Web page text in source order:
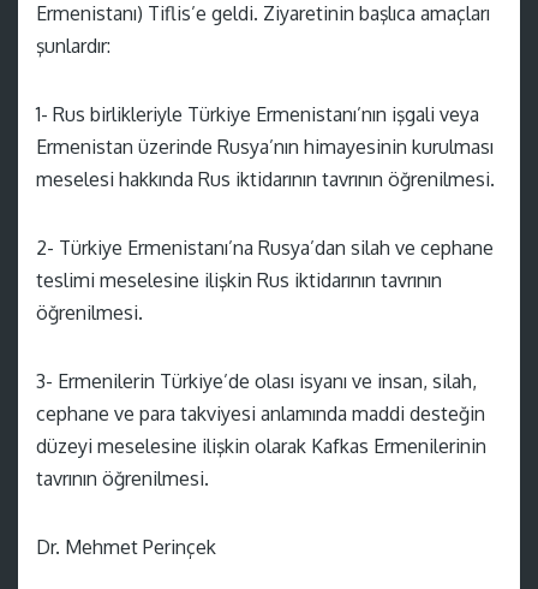
Ermenistanı) Tiflis’e geldi. Ziyaretinin başlıca amaçları
şunlardır:
1- Rus birlikleriyle Türkiye Ermenistanı’nın işgali veya
Ermenistan üzerinde Rusya’nın himayesinin kurulması
meselesi hakkında Rus iktidarının tavrının öğrenilmesi.
2- Türkiye Ermenistanı’na Rusya’dan silah ve cephane
teslimi meselesine ilişkin Rus iktidarının tavrının
öğrenilmesi.
3- Ermenilerin Türkiye’de olası isyanı ve insan, silah,
cephane ve para takviyesi anlamında maddi desteğin
düzeyi meselesine ilişkin olarak Kafkas Ermenilerinin
tavrının öğrenilmesi.
Dr. Mehmet Perinçek